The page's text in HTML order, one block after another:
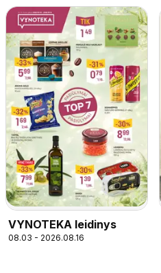
VYNOTEKA leidinys
08.03 - 2026.08.16